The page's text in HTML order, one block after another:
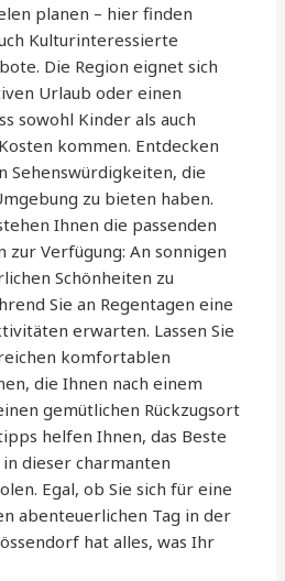
planen – hier finden
Kulturinteressierte
Die Region eignet sich
Urlaub oder einen
sowohl Kinder als auch
kommen. Entdecken
Sehenswürdigkeiten, die
zu bieten haben.
Ihnen die passenden
Verfügung: An sonnigen
Schönheiten zu
Sie an Regentagen eine
erwarten. Lassen Sie
komfortablen
die Ihnen nach einem
gemütlichen Rückzugsort
helfen Ihnen, das Beste
dieser charmanten
Egal, ob Sie sich für eine
abenteuerlichen Tag in der
hat alles, was Ihr